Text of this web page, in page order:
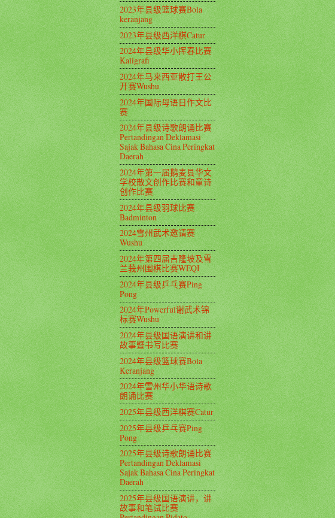
2023年县级篮球赛Bola
keranjang
2023年县级西洋棋Catur
2024年县级华小挥春比赛
Kaligrafi
2024年马来西亚散打王公
开赛Wushu
2024年国际母语日作文比
赛
2024年县级诗歌朗诵比赛
Pertandingan Deklamasi
Sajak Bahasa Cina Peringkat
Daerah
2024年第一届鹅麦县华文
学校散文创作比赛和童诗
创作比赛
2024年县级羽球比赛
Badminton
2024雪州武术邀请赛
Wushu
2024年第四届吉隆坡及雪
兰莪州围棋比赛WEQI
2024年县级乒乓赛Ping
Pong
2024年Powerful谢武术锦
标赛Wushu
2024年县级国语演讲和讲
故事暨书写比赛
2024年县级篮球赛Bola
Keranjang
2024年雪州华小华语诗歌
朗诵比赛
2025年县级西洋棋赛Catur
2025年县级乒乓赛Ping
Pong
2025年县级诗歌朗诵比赛
Pertandingan Deklamasi
Sajak Bahasa Cina Peringkat
Daerah
2025年县级国语演讲，讲
故事和笔试比赛